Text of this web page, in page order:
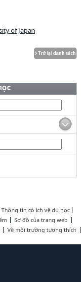
of Japan
Thông tin có ích về du học
Sơ đồ của trang web
Về môi trường tương thích